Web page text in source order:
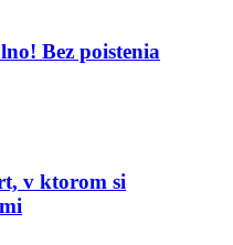
Bez poistenia
v ktorom si